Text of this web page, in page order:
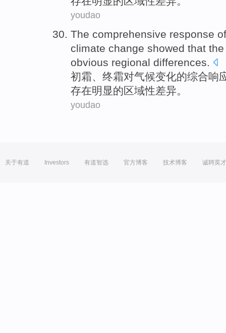
youdao
The comprehensive response of
climate change showed that
obvious regional differences.
初霜、终霜对气候变化的综合响
存在明显的区域性差异。
youdao
关于有道 Investors 有道智选 官方博客 技术博客 诚聘英才